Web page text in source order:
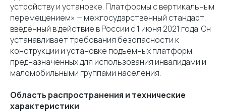
устройству и установке. Платформы с вертикальным
перемещением» — межгосударственный стандарт,
введённый в действие в России с 1 июня 2021 года. Он
устанавливает требования безопасности к
конструкции и установке подъёмных платформ,
предназначенных для использования инвалидами и
маломобильными группами населения.
Область распространения и технические
характеристики